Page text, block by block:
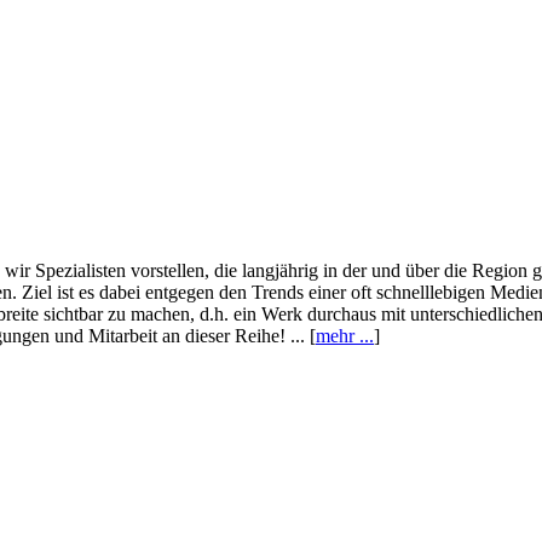
Spezialisten vorstellen, die langjährig in der und über die Region
ist es dabei entgegen den Trends einer oft schnelllebigen
sichtbar zu machen, d.h. ein Werk durchaus mit
und Mitarbeit an dieser Reihe! ... [mehr ...]